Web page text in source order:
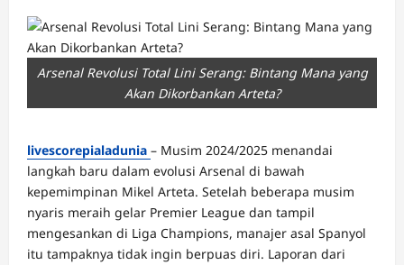
Arsenal Revolusi Total Lini Serang: Bintang Mana yang
Akan Dikorbankan Arteta?
livescorepialadunia – Musim 2024/2025 menandai
langkah baru dalam evolusi Arsenal di bawah
kepemimpinan Mikel Arteta. Setelah beberapa musim
nyaris meraih gelar Premier League dan tampil
mengesankan di Liga Champions, manajer asal Spanyol
itu tampaknya tidak ingin berpuas diri. Laporan dari